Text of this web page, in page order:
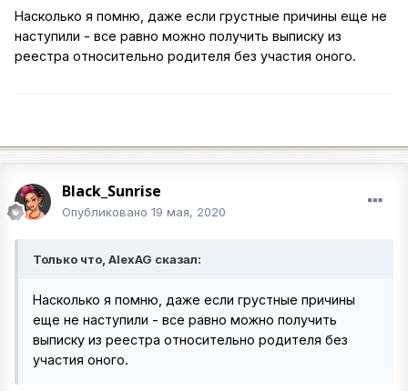
Насколько я помню, даже если грустные причины еще не
наступили - все равно можно получить выписку из
реестра относительно родителя без участия оного.
Black_Sunrise
Опубликовано 19 мая, 2020
Только что, AlexAG сказал:
Насколько я помню, даже если грустные причины
еще не наступили - все равно можно получить
выписку из реестра относительно родителя без
участия оного.